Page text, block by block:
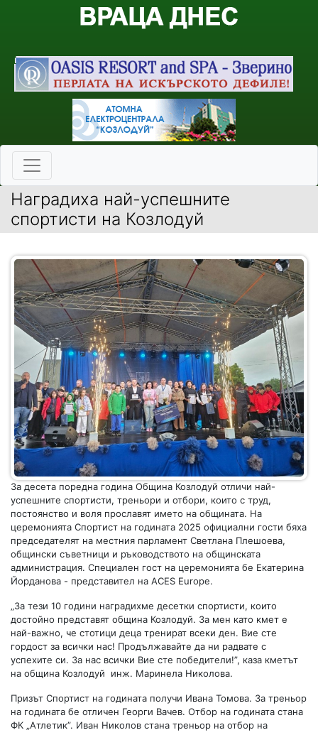
Наградиха най-успешните
спортисти на Козлодуй
За десета поредна година Община Козлодуй отличи най-
успешните спортисти, треньори и отбори, които с труд,
постоянство и воля прославят името на общината. На
церемонията Спортист на годината 2025 официални гости бяха
председателят на местния парламент Светлана Плешоева,
общински съветници и ръководството на общинската
администрация. Специален гост на церемонията бе Екатерина
Йорданова - представител на ACES Europe.
„За тези 10 години наградихме десетки спортисти, които
достойно представят община Козлодуй. За мен като кмет е
най-важно, че стотици деца тренират всеки ден. Вие сте
гордост за всички нас! Продължавайте да ни радвате с
успехите си. За нас всички Вие сте победители!”, каза кметът
на община Козлодуй инж. Маринела Николова.
Призът Спортист на годината получи Ивана Томова. За треньор
на годината бе отличен Георги Вачев. Отбор на годината стана
ФК „Атлетик”. Иван Николов стана треньор на отбор на